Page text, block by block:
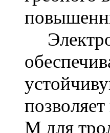
M для